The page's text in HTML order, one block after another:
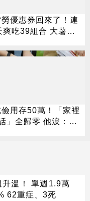
優惠券回來了！連
爽吃39組合 大薯、
加1元多1件」
用存50萬！「家裡
」全歸零 他淚：窮
活著好難
溫！ 單週1.9萬
62重症、3死